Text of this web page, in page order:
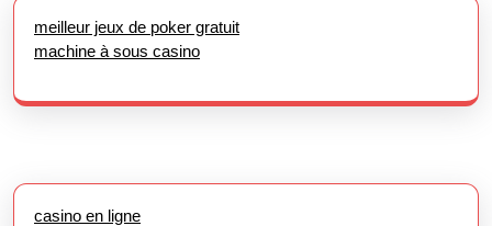
meilleur jeux de poker gratuit
machine à sous casino
casino en ligne